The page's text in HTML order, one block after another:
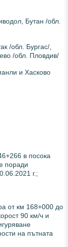
Бутан /обл.
/обл. Бургас/,
/обл. Пловдив/
и Хасково
в посока
поради
г.;
от км 168+000 до
90 км/ч и
на пътната